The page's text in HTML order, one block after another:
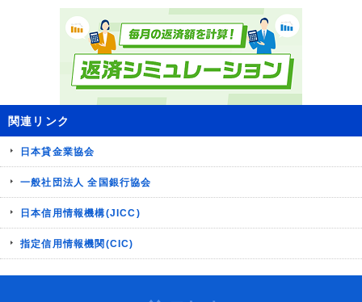
関連リンク
日本貸金業協会
一般社団法人 全国銀行協会
日本信用情報機構(JICC)
指定信用情報機関(CIC)